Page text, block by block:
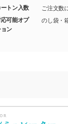
トン入数 ご注文数
可能オプ
ン
のし袋・